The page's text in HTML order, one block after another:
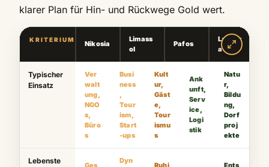
klarer Plan für Hin- und Rückwege Gold wert.
KRITERIUM
Nikosia
Limass
ol
Pafos
Larnak
a
Typischer
Einsatz
Ver
walt
ung,
NGO
s,
Büro
s
Busi
ness
,
Tour
ism,
Start
-ups
Kult
ur,
Gäst
e,
Tour
ismu
s
Ank
unft,
Serv
ice,
Logi
stik
Natu
r,
Bildu
ng,
Dorf
proj
ekte
Lebenste
Dyn